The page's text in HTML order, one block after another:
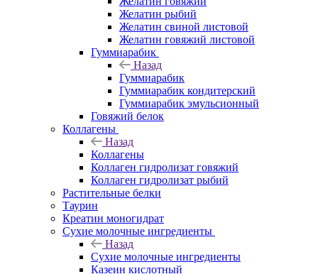
Желатин рыбий
Желатин свиной листовой
Желатин говяжий листовой
Гуммиарабик
Назад
Гуммиарабик
Гуммиарабик кондитерский
Гуммиарабик эмульсионный
Говяжий белок
Коллагены
Назад
Коллагены
Коллаген гидролизат говяжий
Коллаген гидролизат рыбий
Растительные белки
Таурин
Креатин моногидрат
Сухие молочные ингредиенты
Назад
Сухие молочные ингредиенты
Казеин кислотный